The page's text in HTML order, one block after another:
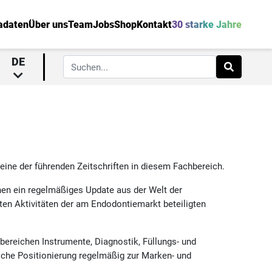
Über unsTeamJobsShopKontakt30 starke Jahre
DE
der führenden Zeitschriften in diesem Fachbereich.
ein regelmäßiges Update aus der Welt der
Aktivitäten der am Endodontiemarkt beteiligten
Instrumente, Diagnostik, Füllungs- und
Positionierung regelmäßig zur Marken- und